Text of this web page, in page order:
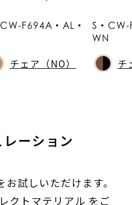
F694A・AL・
チェア（NO）
S・
WN
チ
ーション
試しいただけます。
クトマテリアル をご